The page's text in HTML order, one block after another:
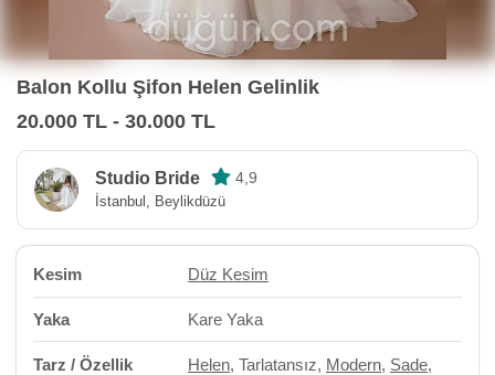
Balon Kollu Şifon Helen Gelinlik
20.000 TL - 30.000 TL
Studio Bride 4,9
İstanbul, Beylikdüzü
Kesim Düz Kesim
Yaka Kare Yaka
Tarz / Özellik Helen, Tarlatansız, Modern, Sade,